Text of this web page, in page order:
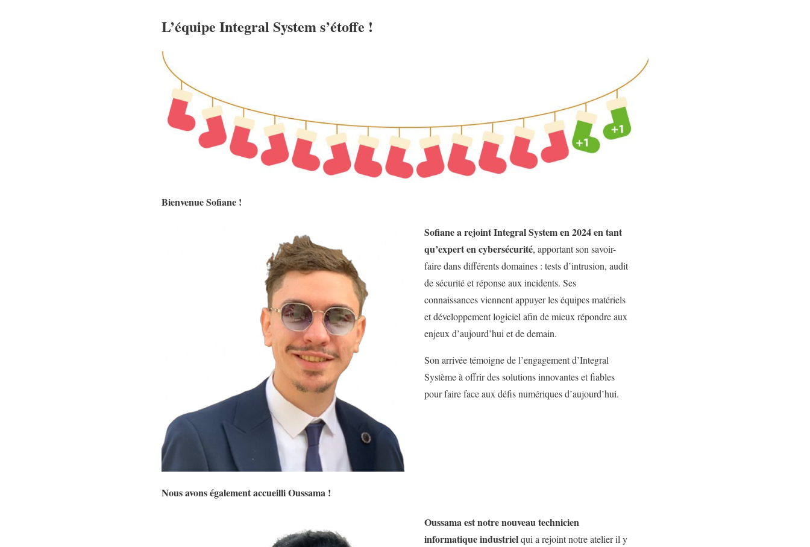
L’équipe Integral System s’étoffe !
Bienvenue Sofiane !
Sofiane a rejoint Integral System en 2024 en tant
qu’expert en cybersécurité, apportant son savoir-
faire dans différents domaines : tests d’intrusion, audit
de sécurité et réponse aux incidents. Ses
connaissances viennent appuyer les équipes matériels
et développement logiciel afin de mieux répondre aux
enjeux d’aujourd’hui et de demain.
Son arrivée témoigne de l’engagement d’Integral
Système à offrir des solutions innovantes et fiables
pour faire face aux défis numériques d’aujourd’hui.
Nous avons également accueilli Oussama !
Oussama est notre nouveau technicien
informatique industrielqui a rejoint notre atelier il y